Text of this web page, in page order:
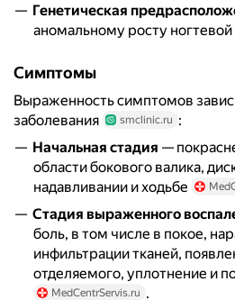
Генетическая
аномальному росту
Симптомы
Выраженность симптомов
заболевания
smclinic.ru :
Начальная стадия —
области бокового валика,
надавливании и ходьбе
Стадия выраженного
боль, в том числе в покое,
инфильтрации тканей,
отделяемого, уплотнение и
MedCentrServis.ru .